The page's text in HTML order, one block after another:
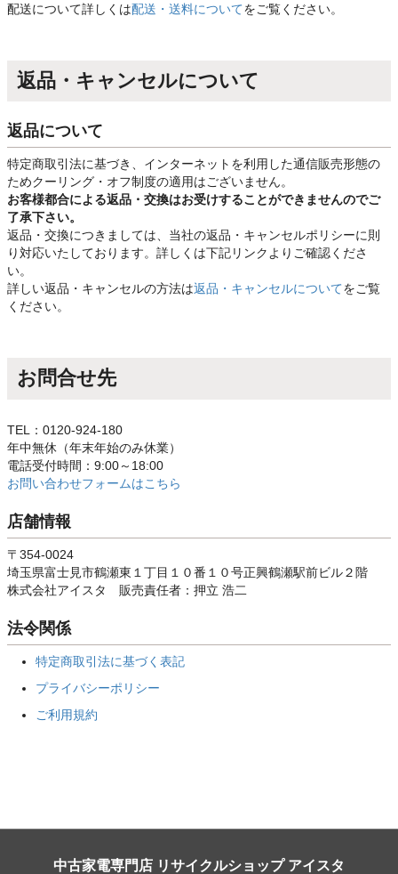
配送について詳しくは配送・送料についてをご覧ください。
返品・キャンセルについて
返品について
特定商取引法に基づき、インターネットを利用した通信販売形態の
ためクーリング・オフ制度の適用はございません。
お客様都合による返品・交換はお受けすることができませんのでご
了承下さい。
返品・交換につきましては、当社の返品・キャンセルポリシーに則
り対応いたしております。詳しくは下記リンクよりご確認くださ
い。
詳しい返品・キャンセルの方法は返品・キャンセルについてをご覧
ください。
お問合せ先
TEL：0120-924-180
年中無休（年末年始のみ休業）
電話受付時間：9:00～18:00
お問い合わせフォームはこちら
店舗情報
〒354-0024
埼玉県富士見市鶴瀬東１丁目１０番１０号正興鶴瀬駅前ビル２階
株式会社アイスタ 販売責任者：押立 浩二
法令関係
特定商取引法に基づく表記
プライバシーポリシー
ご利用規約
中古家電専門店 リサイクルショップ アイスタ